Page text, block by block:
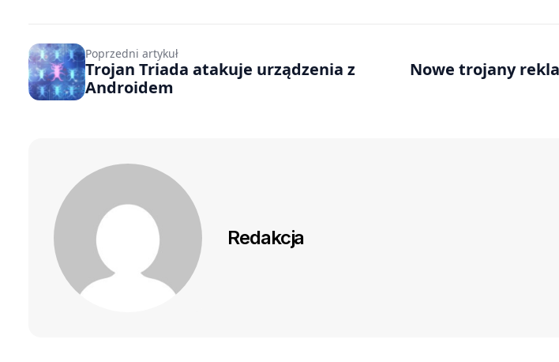
Poprzedni artykuł
Trojan Triada atakuje urządzenia z
Androidem
Nowe trojany
Redakcja